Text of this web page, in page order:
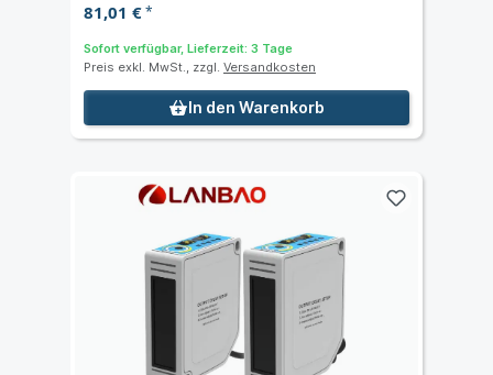
81,01 €*
Sofort verfügbar, Lieferzeit: 3 Tage
Preis exkl. MwSt., zzgl. Versandkosten
In den Warenkorb